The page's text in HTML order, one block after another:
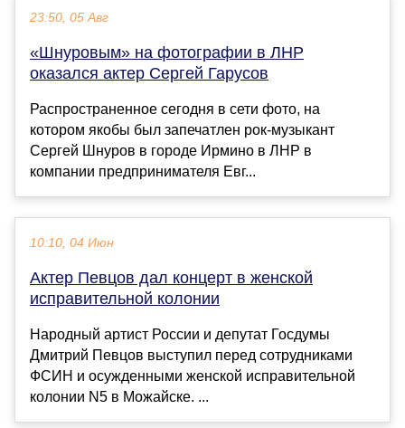
23:50, 05 Авг
«Шнуровым» на фотографии в ЛНР
оказался актер Сергей Гарусов
Распространенное сегодня в сети фото, на
котором якобы был запечатлен рок-музыкант
Сергей Шнуров в городе Ирмино в ЛНР в
компании предпринимателя Евг...
10:10, 04 Июн
Актер Певцов дал концерт в женской
исправительной колонии
Народный артист России и депутат Госдумы
Дмитрий Певцов выступил перед сотрудниками
ФСИН и осужденными женской исправительной
колонии N5 в Можайске. ...